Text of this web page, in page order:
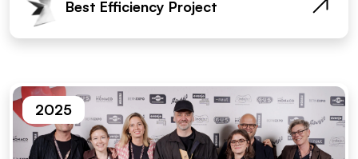
Best Efficiency Project
2025